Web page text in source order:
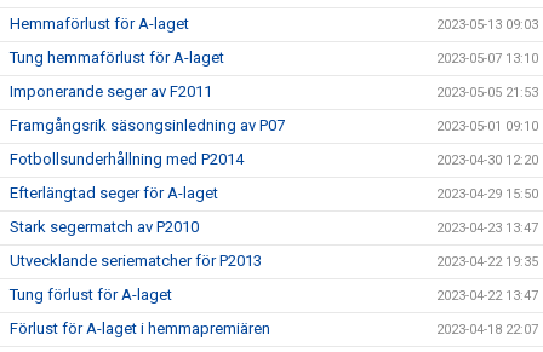
Hemmaförlust för A-laget 2023-05-13 09:03
Tung hemmaförlust för A-laget 2023-05-07 13:10
Imponerande seger av F2011 2023-05-05 21:53
Framgångsrik säsongsinledning av P07 2023-05-01 09:10
Fotbollsunderhållning med P2014 2023-04-30 12:20
Efterlängtad seger för A-laget 2023-04-29 15:50
Stark segermatch av P2010 2023-04-23 13:47
Utvecklande seriematcher för P2013 2023-04-22 19:35
Tung förlust för A-laget 2023-04-22 13:47
Förlust för A-laget i hemmapremiären 2023-04-18 22:07